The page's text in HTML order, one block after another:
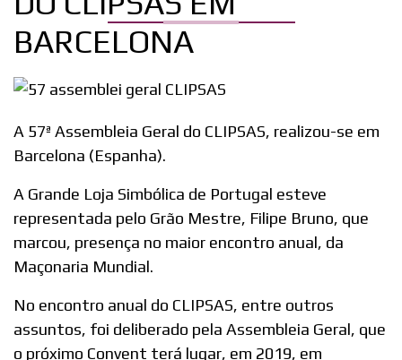
BARCELONA
A 57ª Assembleia Geral do CLIPSAS, realizou-se em
Barcelona (Espanha).
A Grande Loja Simbólica de Portugal esteve
representada pelo Grão Mestre, Filipe Bruno, que
marcou, presença no maior encontro anual, da
Maçonaria Mundial.
No encontro anual do CLIPSAS, entre outros
assuntos, foi deliberado pela Assembleia Geral, que
o próximo Convent terá lugar, em 2019, em